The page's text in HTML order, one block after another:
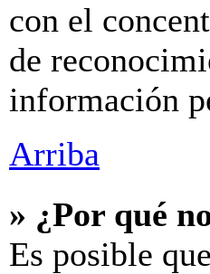
con el
de
información
Arriba
» ¿Por qué
Es posible